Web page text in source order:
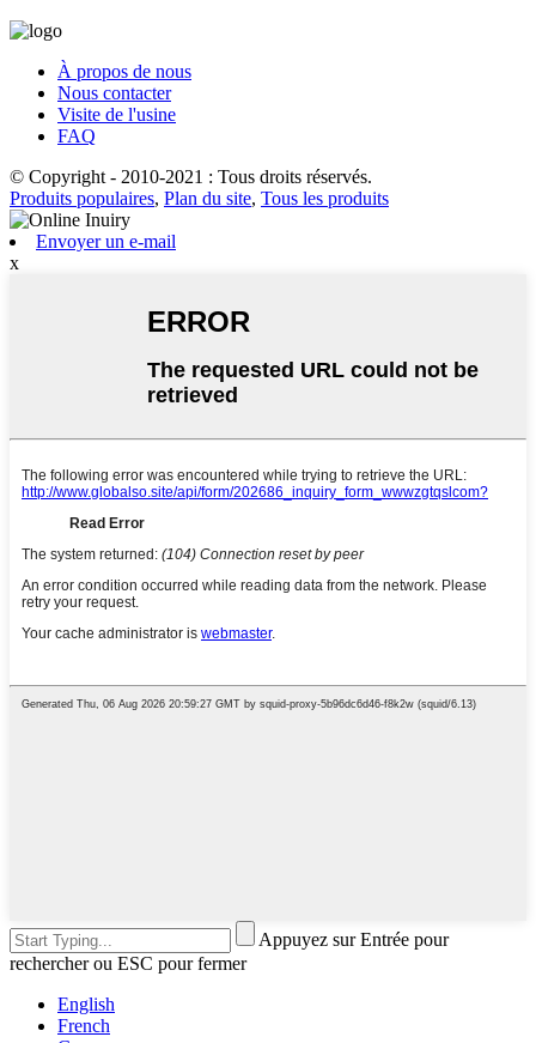
À propos de nous
Nous contacter
Visite de l'usine
FAQ
© Copyright - 2010-2021 : Tous droits réservés.
Produits populaires, Plan du site, Tous les produits
Envoyer un e-mail
x
Appuyez sur Entrée pour
rechercher ou ESC pour fermer
English
French